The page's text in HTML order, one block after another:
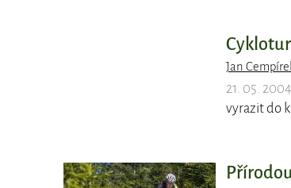
Jan
21. 05. 2004
vyrazit do